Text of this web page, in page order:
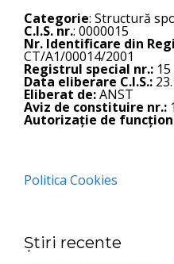
Categorie: Structură
C.I.S. nr.: 0000015
Nr. Identificare din
CT/A1/00014/2001
Registrul special nr.: 15
Data eliberare C.I.S.:
Eliberat de:ANST
Aviz de constituire nr.:
Autorizație de
Politica Cookies
Știri recente